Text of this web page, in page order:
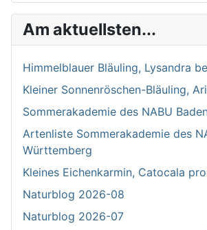
Am aktuellsten...
Himmelblauer Bläuling, Lysandra
Kleiner Sonnenröschen-Bläuling,
Sommerakademie des NABU
Artenliste Sommerakademie des
Württemberg
Kleines Eichenkarmin, Catocala
Naturblog 2026-08
Naturblog 2026-07